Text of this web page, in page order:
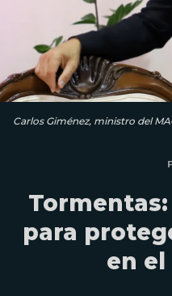
Carlos Giménez, ministro del
Tormentas:
para
en